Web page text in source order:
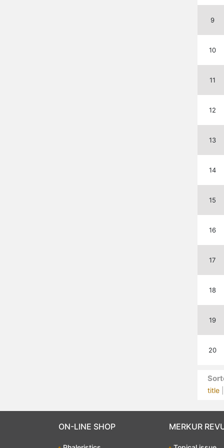
9
10
11
12
13
14
15
16
17
18
19
20
title|
ON-LINE SHOP MERKUR